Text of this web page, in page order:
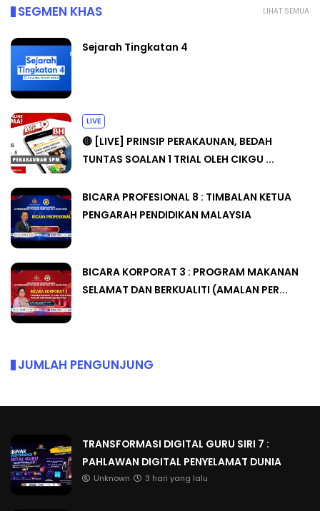
LIHAT SEMUA
SEGMEN KHAS
Sejarah Tingkatan 4
LIVE
🔴 [LIVE] PRINSIP PERAKAUNAN, BEDAH
TUNTAS SOALAN 1 TRIAL OLEH CIKGU ...
BICARA PROFESIONAL 8 : TIMBALAN KETUA
PENGARAH PENDIDIKAN MALAYSIA
BICARA KORPORAT 3 : PROGRAM MAKANAN
SELAMAT DAN BERKUALITI (AMALAN PER...
JUMLAH PENGUNJUNG
TRANSFORMASI DIGITAL GURU SIRI 7 :
PAHLAWAN DIGITAL PENYELAMAT DUNIA
Unknown 3 hari yang lalu